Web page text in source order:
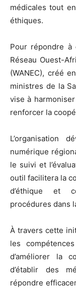
médicales tout
éthiques.
Pour répondre à
Réseau Ouest-
(WANEC), créé
ministres de la
vise à
renforcer la
L’organisation
numérique
le suivi et
outil facilitera la
d’éthique et
procédures dans
À travers cette
les
d’améliorer la
d’établir des
répondre